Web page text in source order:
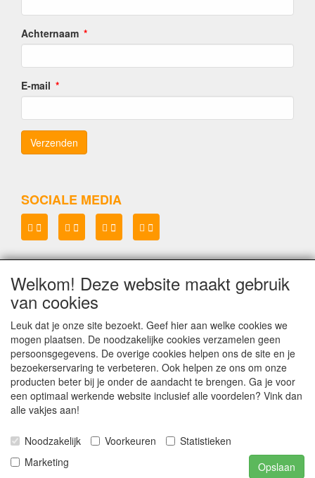
Achternaam
E-mail
SOCIALE MEDIA
Lenianel v.o.f.
© Copyright Lenianel v.o.f. Schagen
Welkom! Deze website maakt gebruik
van cookies
Leuk dat je onze site bezoekt. Geef hier aan welke cookies we
mogen plaatsen. De noodzakelijke cookies verzamelen geen
persoonsgegevens. De overige cookies helpen ons de site en je
bezoekerservaring te verbeteren. Ook helpen ze ons om onze
producten beter bij je onder de aandacht te brengen. Ga je voor
een optimaal werkende website inclusief alle voordelen? Vink dan
alle vakjes aan!
Noodzakelijk Voorkeuren
Statistieken
Marketing
Opslaan